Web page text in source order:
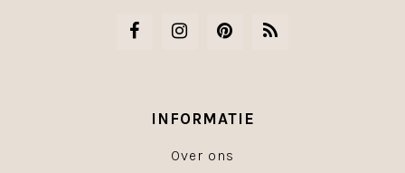
INFORMATIE
Over ons